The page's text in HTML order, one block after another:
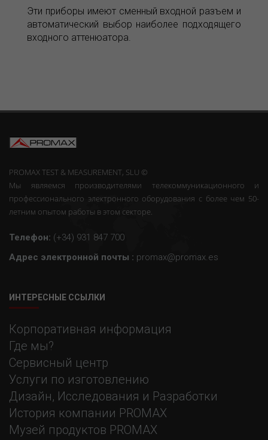
Эти приборы имеют сменный входной разъем и
автоматический выбор наиболее подходящего
входного аттенюатора.
PROMAX TEST & MEASUREMENT, SLU ©
Мы являемся производителями телекоммуникационного и
профессионального электронного оборудования с более чем 50-
летним опытом работы в этом секторе.
Телефон: (+34) 931 847 700
Адрес электронной почты : promax@promax.es
ИНТЕРЕСНЫЕ ССЫЛКИ
Корпоративная информация
Где мы?
Сервисный центр
Услуги по изготовлению
Дизайн, Исследования и Разработки
История компании PROMAX
Музей продуктов PROMAX